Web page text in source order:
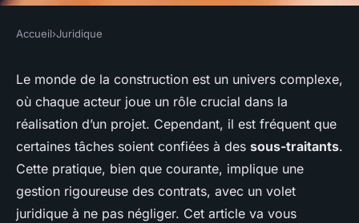
Quels sont les aspects
juridiques de la gestion des
contrats de sous-traitance
dans les projets de
construction ?
Accueil›Juridique
Le monde de la construction est un univers complexe,
où chaque acteur joue un rôle crucial dans la
réalisation d’un projet. Cependant, il est fréquent que
certaines tâches soient confiées à des sous-traitants.
Cette pratique, bien que courante, implique une
gestion rigoureuse des contrats, avec un volet
juridique à ne pas négliger. Cet article va vous